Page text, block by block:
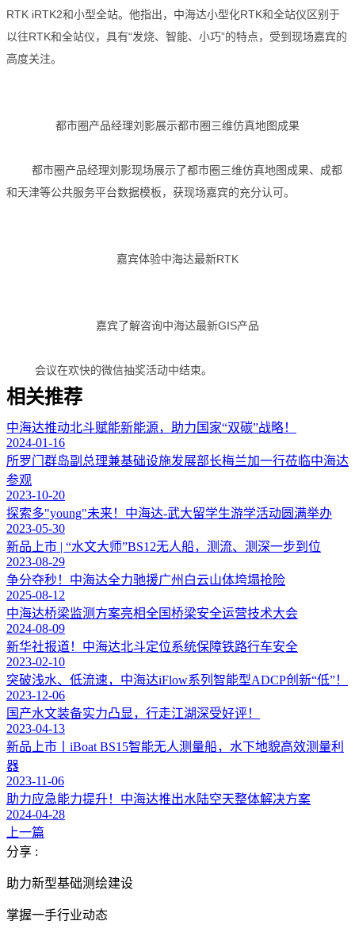
RTK iRTK2和小型全站。他指出，中海达小型化RTK和全站仪区别于
以往RTK和全站仪，具有“发烧、智能、小巧”的特点，受到现场嘉宾的
高度关注。
都市圈产品经理刘影展示都市圈三维仿真地图成果
都市圈产品经理刘影现场展示了都市圈三维仿真地图成果、成都
和天津等公共服务平台数据模板，获现场嘉宾的充分认可。
嘉宾体验中海达最新RTK
嘉宾了解咨询中海达最新GIS产品
会议在欢快的微信抽奖活动中结束。
相关推荐
中海达推动北斗赋能新能源，助力国家“双碳”战略！
2024-01-16
所罗门群岛副总理兼基础设施发展部长梅兰加一行莅临中海达
参观
2023-10-20
探索多"young"未来！中海达-武大留学生游学活动圆满举办
2023-05-30
新品上市 | “水文大师”BS12无人船，测流、测深一步到位
2023-08-29
争分夺秒！中海达全力驰援广州白云山体垮塌抢险
2025-08-12
中海达桥梁监测方案亮相全国桥梁安全运营技术大会
2024-08-09
新华社报道！中海达北斗定位系统保障铁路行车安全
2023-02-10
突破浅水、低流速，中海达iFlow系列智能型ADCP创新“低”！
2023-12-06
国产水文装备实力凸显，行走江湖深受好评！
2023-04-13
新品上市丨iBoat BS15智能无人测量船，水下地貌高效测量利
器
2023-11-06
助力应急能力提升！中海达推出水陆空天整体解决方案
2024-04-28
上一篇
分享 :
助力新型基础测绘建设
掌握一手行业动态